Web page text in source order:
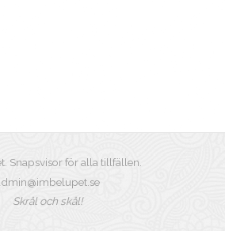
Snapsvisor för alla tillfällen.
Skrål och skål!